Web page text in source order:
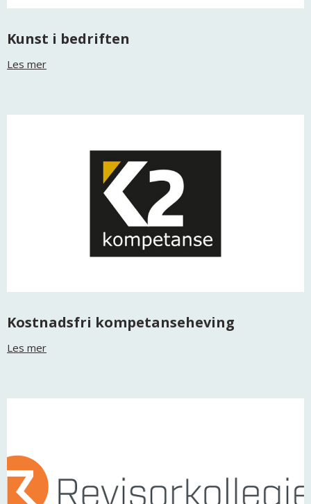
Kunst i bedriften
Les mer
Kostnadsfri kompetanseheving
Les mer